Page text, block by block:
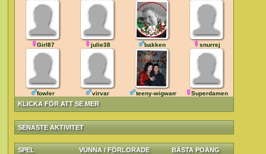
KLICKA FÖR ATT SE MER
Girl87 julie38 bakken snurrej
fowler virvar teeny-wigwam Superdamen
SENASTE AKTIVITET
SPEL VUNNA / FÖRLORADE BÄSTA POÄNG